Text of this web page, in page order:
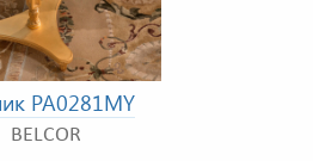
PA0281MY
BELCOR